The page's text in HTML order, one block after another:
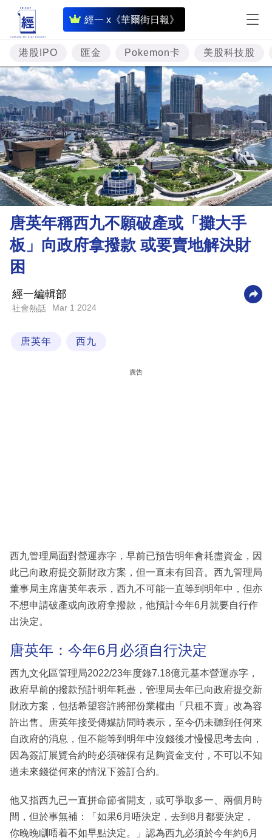
經一 x《華爾街日報》
即
時
財
經
專
題
投
資
樓
市
理
財
商
技
場
港股IPO 匯金 Pokemon卡 美股科技股
唐英年稱西九不願破產或「攤大手
板」向政府拿撥款 或要賣地解決財
困
經一編輯部
社會熱話 Mar 1 2024
唐英年 西九
廣告
西九管理局面對營運赤字，早前已預告明年會耗盡資金，因
此已向政府提交新財政方案，但一直未有回音。西九管理局
董事局主席唐英年表示，西九不可能一直等到明年中，但亦
不想申請破產或向政府拿撥款，他預計今年6月就要自行作
出決定。
唐英年：今年6月必須自行決定
西九文化區管理局2022/23年度錄7.18億元基本營運赤字，
政府早前的撥款預計明年耗盡，管理局去年已向政府提交新
財政方案，包括希望容許將部份業權由「只租不賣」改為容
許出售。唐英年接受傳媒訪問時表示，至今仍未聽到任何來
自政府的消息，但不能等到明年中沒錢後才慢慢思考去向，
因為簽訂展覽合約時必須確保有足夠資金支付，不可以不知
道未來錢從何來的情況下簽訂合約。
他又指西九已一直拼命節省開支，或可爭取多一、兩個月時
間，但於事無補：「如果6月唔決定，去到8月都要決定，
你晚晚瞓唔着不如早點決定。」認為西九必須於今年約6月